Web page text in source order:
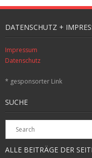
DATENSCHUTZ +
Impressum
Datenschutz
* gesponsorter Link
SUCHE
ALLE BEITRÄGE DER